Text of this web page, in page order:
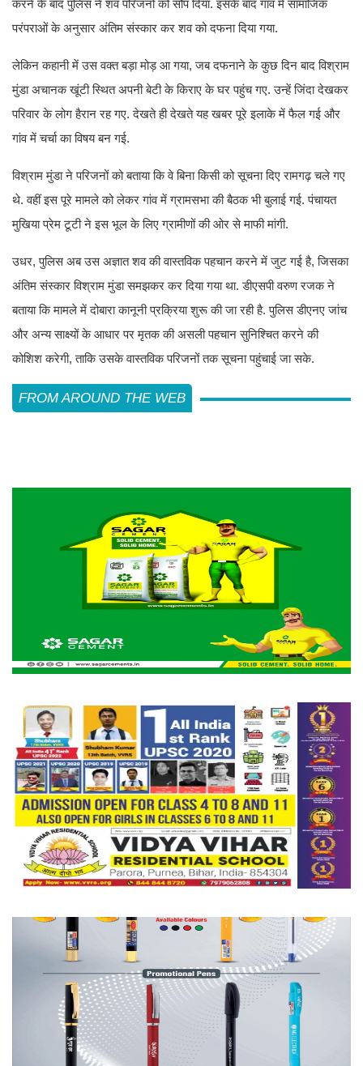
करने के बाद पुलिस ने शव परिजनों को सौंप दिया. इसके बाद गांव में सामाजिक
परंपराओं के अनुसार अंतिम संस्कार कर शव को दफना दिया गया.
लेकिन कहानी में उस वक्त बड़ा मोड़ आ गया, जब दफनाने के कुछ दिन बाद विश्राम
मुंडा अचानक खूंटी स्थित अपनी बेटी के किराए के घर पहुंच गए. उन्हें जिंदा देखकर
परिवार के लोग हैरान रह गए. देखते ही देखते यह खबर पूरे इलाके में फैल गई और
गांव में चर्चा का विषय बन गई.
विश्राम मुंडा ने परिजनों को बताया कि वे बिना किसी को सूचना दिए रामगढ़ चले गए
थे. वहीं इस पूरे मामले को लेकर गांव में ग्रामसभा की बैठक भी बुलाई गई. पंचायत
मुखिया प्रेम टूटी ने इस भूल के लिए ग्रामीणों की ओर से माफी मांगी.
उधर, पुलिस अब उस अज्ञात शव की वास्तविक पहचान करने में जुट गई है, जिसका
अंतिम संस्कार विश्राम मुंडा समझकर कर दिया गया था. डीएसपी वरुण रजक ने
बताया कि मामले में दोबारा कानूनी प्रक्रिया शुरू की जा रही है. पुलिस डीएनए जांच
और अन्य साक्ष्यों के आधार पर मृतक की असली पहचान सुनिश्चित करने की
कोशिश करेगी, ताकि उसके वास्तविक परिजनों तक सूचना पहुंचाई जा सके.
FROM AROUND THE WEB